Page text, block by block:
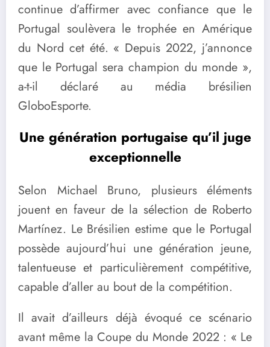
continue d’affirmer avec confiance que le
Portugal soulèvera le trophée en Amérique
du Nord cet été. « Depuis 2022, j’annonce
que le Portugal sera champion du monde »,
a-t-il déclaré au média brésilien
GloboEsporte.
Une génération portugaise qu’il juge
exceptionnelle
Selon Michael Bruno, plusieurs éléments
jouent en faveur de la sélection de Roberto
Martínez. Le Brésilien estime que le Portugal
possède aujourd’hui une génération jeune,
talentueuse et particulièrement compétitive,
capable d’aller au bout de la compétition.
Il avait d’ailleurs déjà évoqué ce scénario
avant même la Coupe du Monde 2022 : « Le